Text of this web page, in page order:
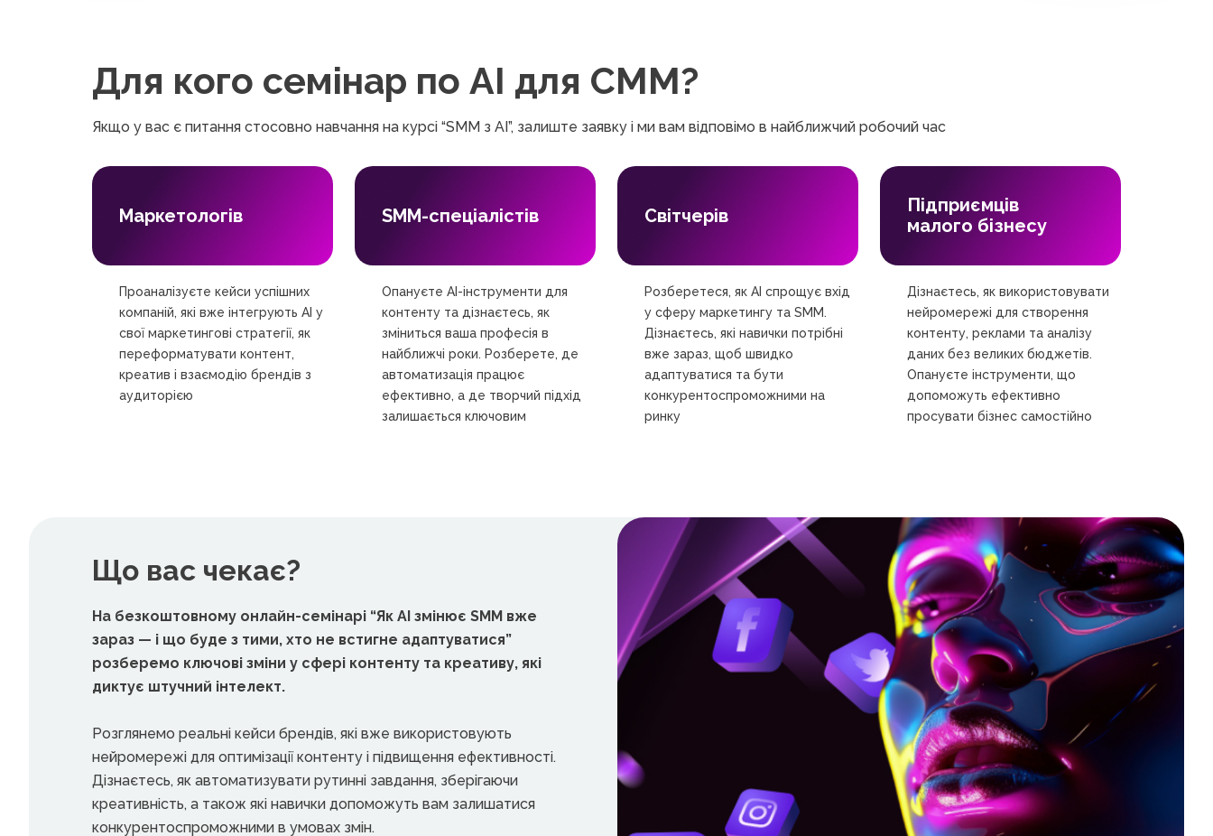
Для кого семінар по AI для СММ?
Якщо у вас є питання стосовно навчання на курсі “SMM з AI”, залиште заявку і ми вам відповімо в найближчий робочий час
Маркетологів
Проаналізуєте кейси успішних
компаній, які вже інтегрують AI у
свої маркетингові стратегії, як
переформатувати контент,
креатив і взаємодію брендів з
аудиторією
SMM-спеціалістів
Опануєте AI-інструменти для
контенту та дізнаєтесь, як
зміниться ваша професія в
найближчі роки. Розберете, де
автоматизація працює
ефективно, а де творчий підхід
залишається ключовим
Світчерів
Розберетеся, як AI спрощує вхід
у сферу маркетингу та SMM.
Дізнаєтесь, які навички потрібні
вже зараз, щоб швидко
адаптуватися та бути
конкурентоспроможними на
ринку
Підприємців
малого бізнесу
Дізнаєтесь, як використовувати
нейромережі для створення
контенту, реклами та аналізу
даних без великих бюджетів.
Опануєте інструменти, що
допоможуть ефективно
просувати бізнес самостійно
Що вас чекає?
На безкоштовному онлайн-семінарі “Як AI змінює SMM вже
зараз — і що буде з тими, хто не встигне адаптуватися”
розберемо ключові зміни у сфері контенту та креативу, які
диктує штучний інтелект.
Розглянемо реальні кейси брендів, які вже використовують
нейромережі для оптимізації контенту і підвищення ефективності.
Дізнаєтесь, як автоматизувати рутинні завдання, зберігаючи
креативність, а також які навички допоможуть вам залишатися
конкурентоспроможними в умовах змін.